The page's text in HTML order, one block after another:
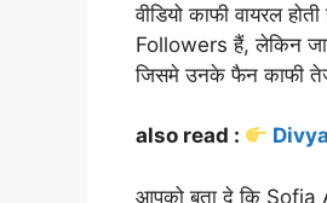
वीडियो काफी वायरल
Followers हैं, लेकिन
जिसमे उनके फैन काफी
also read :
आपको बता दे कि Sofia